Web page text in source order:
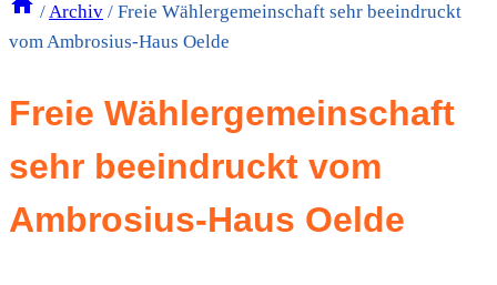
/Archiv / Freie Wählergemeinschaft sehr beeindruckt
vom Ambrosius-Haus Oelde
Freie Wählergemeinschaft
sehr beeindruckt vom
Ambrosius-Haus Oelde